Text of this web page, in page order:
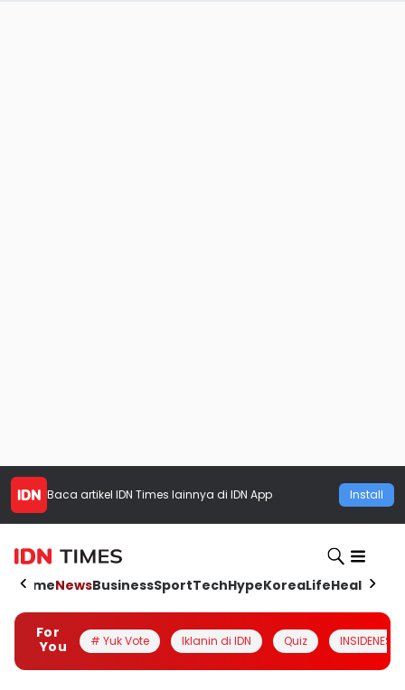
Baca artikel IDN Times lainnya di IDN App Install
HomeNewsBusinessSportTechHypeKoreaLifeHealth
For
You
# Yuk Vote Iklanin di IDN Quiz INSIDENESIA